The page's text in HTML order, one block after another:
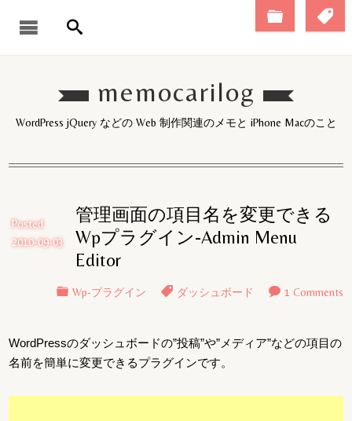
memocarilog
WordPress jQuery などの Web 制作関連のメモと iPhone Macのこと
管理画面の項目名を変更できる
Wpプラグイン-Admin Menu
Editor
Wp-プラグイン ダッシュボード 1 Comments
Posted
2010-09-03
WordPressのダッシュボードの”投稿”や”メディア”などの項目の
名前を簡単に変更できるプラグインです。